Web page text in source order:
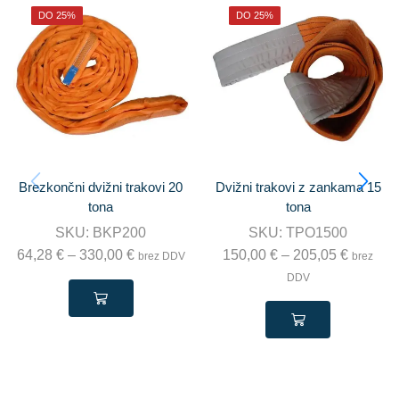
DO 25%
Brezkončni dvižni trakovi 20
tona
SKU: BKP200
64,28 € – 330,00 € brez DDV
DO 25%
Dvižni trakovi z zankama 15
tona
SKU:TPO1500
150,00€ – 205,05€ brez
DDV